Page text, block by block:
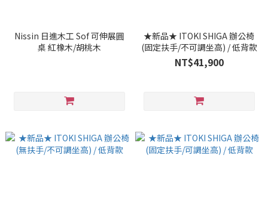
Nissin 日進木工 Sof 可伸展圓
桌 紅橡木/胡桃木
★新品★ ITOKI SHIGA 辦公椅
(固定扶手/不可調坐高) / 低背款
NT$41,900